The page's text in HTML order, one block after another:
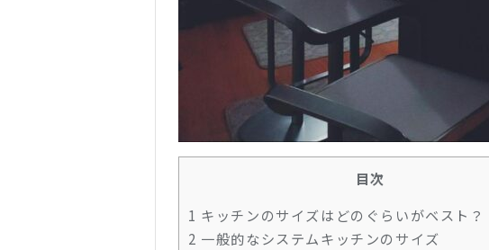
目次
1 キッチンのサイズはどのぐらいがベスト？
2 一般的なシステムキッチンのサイズ